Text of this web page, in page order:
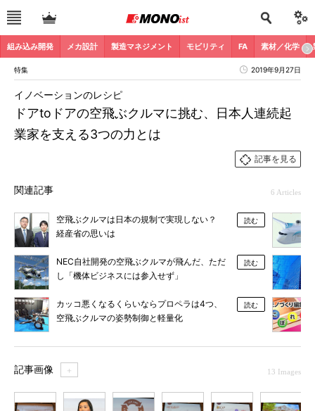
組み込み開発 メカ設計 製造マネジメント モビリティ FA 素材／化学
特集 2019年9月27日
ドアtoドアの空飛ぶクルマに挑む、日本人連続起
業家を支える3つの力とは
イノベーションのレシピ
記事を見る
関連記事 6 Articles
空飛ぶクルマは日本の規制で実現しない？
経産省の思いは
読む
NEC自社開発の空飛ぶクルマが飛んだ、ただ
し「機体ビジネスには参入せず」
読む
カッコ悪くなるくらいならプロペラは4つ、
空飛ぶクルマの姿勢制御と軽量化
読む
記事画像 ＋ 13 Images